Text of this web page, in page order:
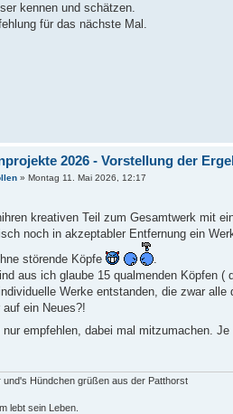
kennen und schätzen.
für das nächste Mal.
2026 - Vorstellung der
» Montag 11. Mai 2026, 12:17
kreativen Teil zum Gesamtwerk mit
noch in akzeptabler Entfernung ein
störende Köpfe
.
aus ich glaube 15 qualmenden Köpfen
Werke entstanden, die zwar
ein Neues?!
nur empfehlen, dabei mal mitzumachen.
und's Hündchen grüßen aus der Patthorst
lebt sein Leben.